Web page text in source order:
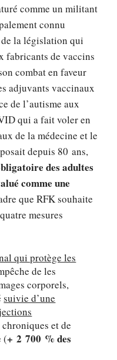
comme un militant
connu
la législation qui
fabricants de vaccins
combat en faveur
adjuvants vaccinaux
de l’autisme aux
qui a fait voler en
de la médecine et le
depuis 80 ans,
des adultes
comme une
que RFK souhaite
mesures
qui protège les
de les
corporels,
suivie d’une
et de
(+ 2 700 % des